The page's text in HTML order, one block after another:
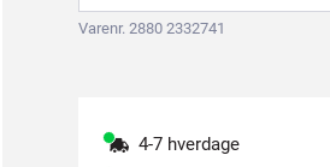
Varenr. 2880 2332741
4-7 hverdage